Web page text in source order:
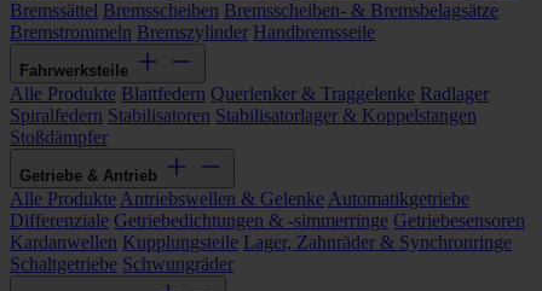
Bremssättel Bremsscheiben Bremsscheiben- & Bremsbelagsätze
Bremstrommeln Bremszylinder Handbremsseile
Fahrwerksteile
Alle Produkte Blattfedern Querlenker & Traggelenke Radlager
Spiralfedern Stabilisatoren Stabilisatorlager & Koppelstangen
Stoßdämpfer
Getriebe & Antrieb
Alle Produkte Antriebswellen & Gelenke Automatikgetriebe
Differenziale Getriebedichtungen & -simmerringe Getriebesensoren
Kardanwellen Kupplungsteile Lager, Zahnräder & Synchronringe
Schaltgetriebe Schwungräder